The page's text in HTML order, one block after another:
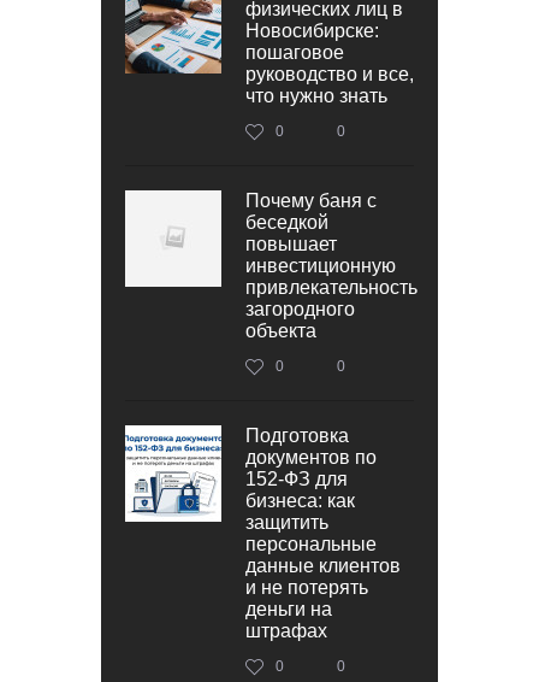
физических лиц в
Новосибирске:
пошаговое
руководство и все,
что нужно знать
0 0
Почему баня с
беседкой
повышает
инвестиционную
привлекательность
загородного
объекта
0 0
Подготовка
документов по
152‑ФЗ для
бизнеса: как
защитить
персональные
данные клиентов
и не потерять
деньги на
штрафах
0 0